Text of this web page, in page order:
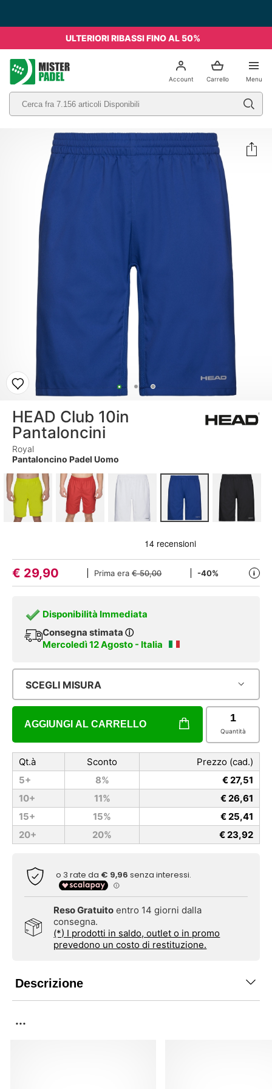
ULTERIORI RIBASSI FINO AL 50%
Menu
Carrello
Account
HEAD Club 10in
Pantaloncini
Royal
Pantaloncino Padel Uomo
€ 29,90 Prima era€ 50,00 -40% i
Disponibilità Immediata
Consegna stimata ⓘ
Mercoledì 12 Agosto - Italia
SCEGLI MISURA
AGGIUNGI AL CARRELLO
Quantità
Qt.à Sconto
Prezzo (cad.)
5+
8%
€ 27,51
10+
11%
€ 26,61
15+
15%
€ 25,41
20+
20% € 23,92
Reso Gratuito entro 14 giorni dalla
consegna.
(*) I prodotti in saldo, outlet o in promo
prevedono un costo di restituzione.
Descrizione
...